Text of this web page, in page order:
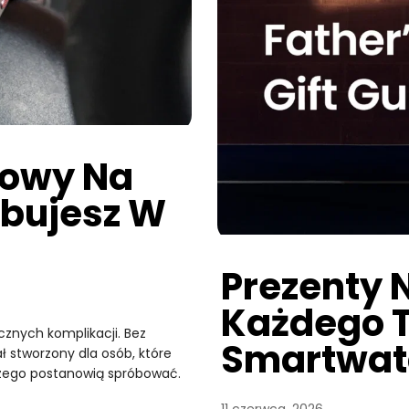
Na
W
komplikacji. Bez
stworzony dla osób, które
postanowią spróbować.
Prezenty
Każdego